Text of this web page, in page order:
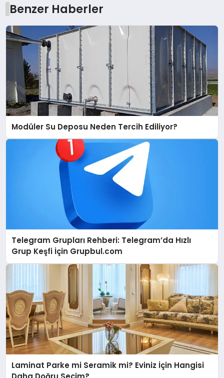
Benzer Haberler
Modüler Su Deposu Neden Tercih Ediliyor?
Telegram Grupları Rehberi: Telegram’da Hızlı
Grup Keşfi İçin Grupbul.com
Laminat Parke mi Seramik mi? Eviniz İçin Hangisi